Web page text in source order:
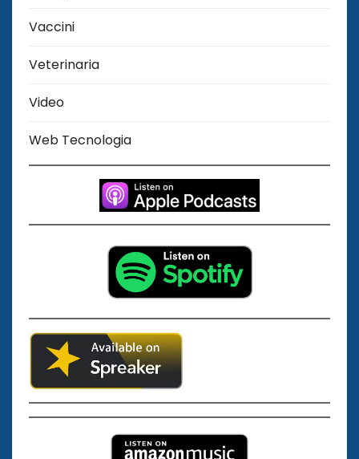
Vaccini
Veterinaria
Video
Web Tecnologia